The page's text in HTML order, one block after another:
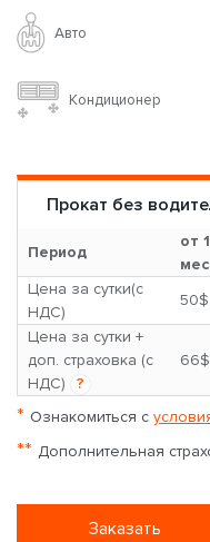
Авто
Кондиционер
Прокат без
Период
от 1
Цена за сутки(с
НДС)
50$
Цена за сутки +
доп. страховка (с
НДС)
?
66$
* Ознакомиться с
** Дополнительная
Заказать